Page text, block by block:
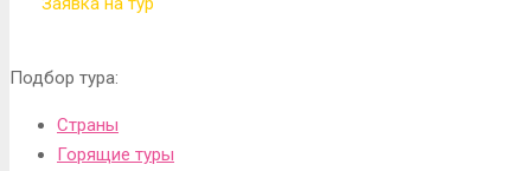
Подбор тура:
Страны
Горящие туры